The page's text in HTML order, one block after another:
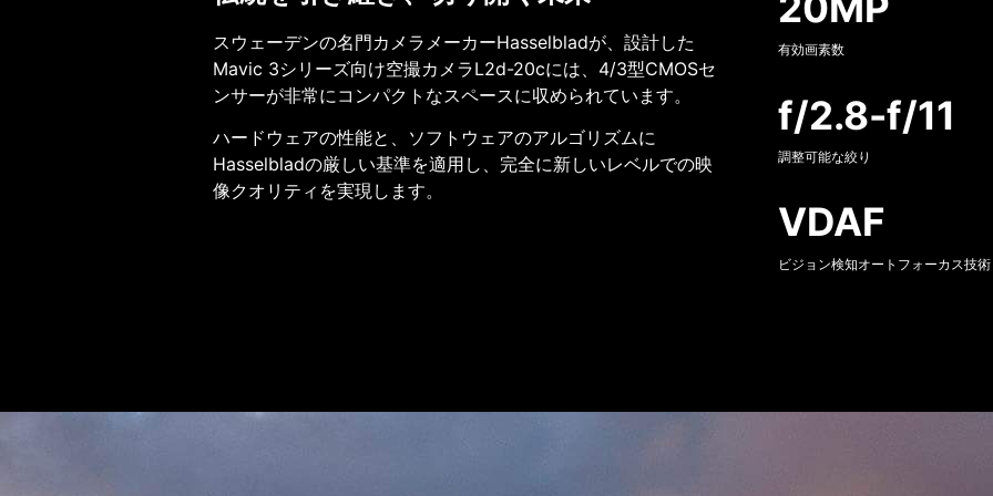
スウェーデンの名門カメラメーカーHasselbladが、設計した
Mavic 3シリーズ向け空撮カメラL2d-20cには、4/3型CMOSセ
ンサーが非常にコンパクトなスペースに収められています。
ハードウェアの性能と、ソフトウェアのアルゴリズムに
Hasselbladの厳しい基準を適用し、完全に新しいレベルでの映
像クオリティを実現します。
有効画素数
f/2.8-f/11
調整可能な絞り
VDAF
ビジョン検知オートフォーカス技術